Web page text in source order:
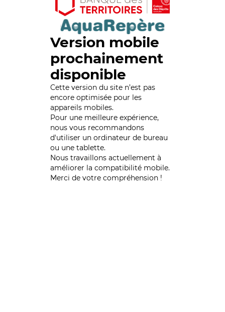
Version mobile
prochainement
disponible
Cette version du site n’est pas
encore optimisée pour les
appareils mobiles.
Pour une meilleure expérience,
nous vous recommandons
d'utiliser un ordinateur de bureau
ou une tablette.
Nous travaillons actuellement à
améliorer la compatibilité mobile.
Merci de votre compréhension !